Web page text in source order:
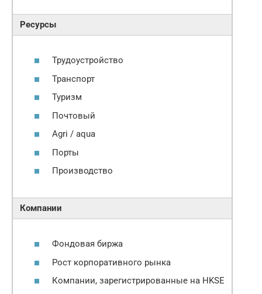
Ресурсы
Трудоустройство
Транспорт
Туризм
Почтовый
Agri / aqua
Порты
Производство
Компании
Фондовая биржа
Рост корпоративного рынка
Компании, зарегистрированные на HKSE